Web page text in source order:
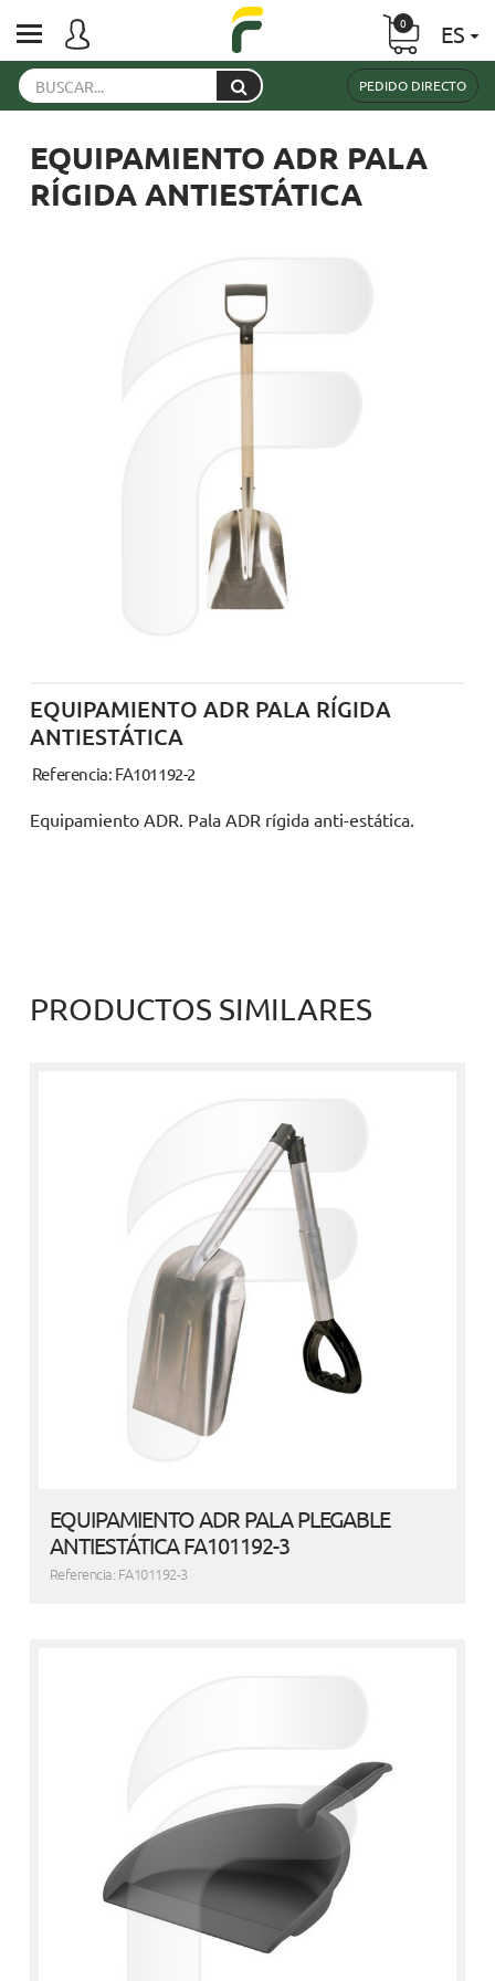
PEDIDO DIRECTO
ES
0
EQUIPAMIENTO ADR PALA
RÍGIDA ANTIESTÁTICA
EQUIPAMIENTO ADR PALA RÍGIDA
ANTIESTÁTICA
Referencia: FA101192-2
Equipamiento ADR. Pala ADR rígida anti-estática.
PRODUCTOS SIMILARES
EQUIPAMIENTO ADR PALA PLEGABLE
ANTIESTÁTICA FA101192-3
Referencia: FA101192-3